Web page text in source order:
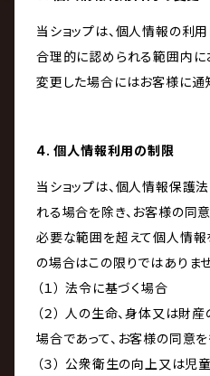
当ショップは、個人情報の利
合理的に認められる範囲内に
変更した場合にはお客様に通
4. 個人情報利用の制限
当ショップは、個人情報保護
れる場合を除き、お客様の同
必要な範囲を超えて個人情報
の場合はこの限りではありませ
（１） 法令に基づく場合
（２） 人の生命、身体又は財
場合であって、お客様の同意
（３） 公衆衛生の向上又は